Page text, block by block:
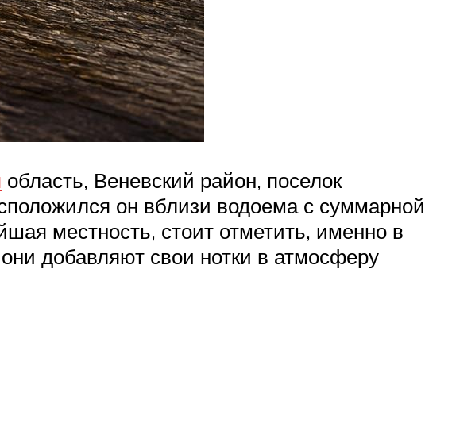
область, Веневский район, поселок
он вблизи водоема с суммарной
местность, стоит отметить, именно в
добавляют свои нотки в атмосферу